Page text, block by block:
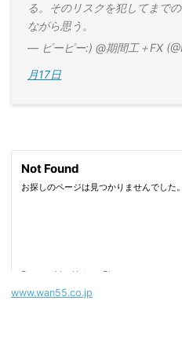
る。そのリスクを犯してまで
ながら思う。
— ピーピー:) @期間工＋FX
月17日
www.wan55.co.jp